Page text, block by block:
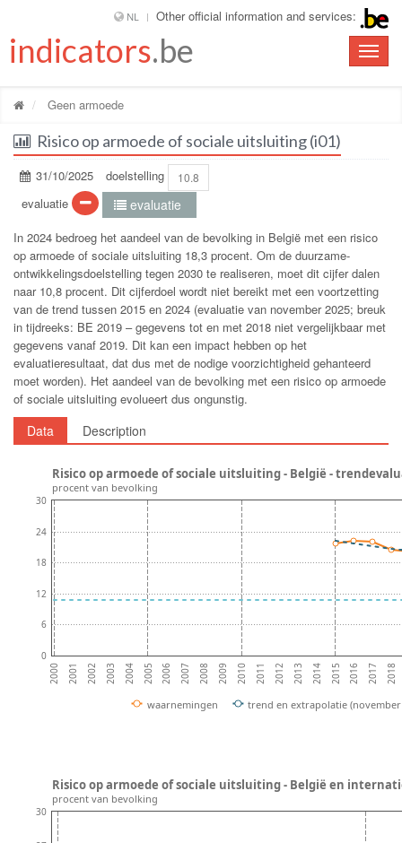
NL Other official information and services:
Toggle
indicators.be
Geen armoede
Risico op armoede of sociale uitsluiting (i01)
31/10/2025 doelstelling 10.8
evaluatie evaluatie
In 2024 bedroeg het aandeel van de bevolking in België met een risico
op armoede of sociale uitsluiting 18,3 procent. Om de duurzame-
ontwikkelingsdoelstelling tegen 2030 te realiseren, moet dit cijfer dalen
naar 10,8 procent. Dit cijferdoel wordt niet bereikt met een voortzetting
van de trend tussen 2015 en 2024 (evaluatie van november 2025; breuk
in tijdreeks: BE 2019 – gegevens tot en met 2018 niet vergelijkbaar met
gegevens vanaf 2019. Dit kan een impact hebben op het
evaluatieresultaat, dat dus met de nodige voorzichtigheid gehanteerd
moet worden). Het aandeel van de bevolking met een risico op armoede
of sociale uitsluiting evolueert dus ongunstig.
Data Description
2000 2001 2002 2003 2004 2005 2006 2007 2008 2009 2010 2011 2012 2013 2014 2015 2016 2017 2018
0
6
12
18
24
30
waarnemingen trend en extrapolatie (november
Risico op armoede of sociale uitsluiting - België -
procent van bevolking
30
Risico op armoede of sociale uitsluiting - België en
procent van bevolking